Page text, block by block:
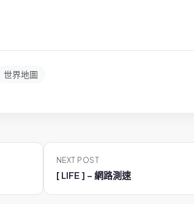
世界地圖
NEXT POST
[ LIFE ] – 網路測速